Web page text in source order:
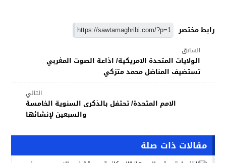
رابط مختصر
السابق
الولايات المتحدة الامريكية/ اذاعة الصوت المغربي
تستضيف المناضل محمد متزكي
التالي
الامم المتحدة/ تحتفل بالذكرى السنوية الخامسة
والسبعين لإنشائها
مقالات ذات صلة